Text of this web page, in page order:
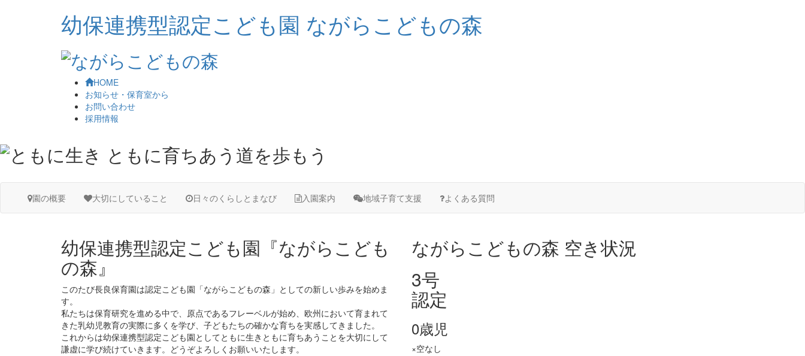
幼保連携型認定こども園 ながらこどもの森
HOME
お知らせ・保育室から
お問い合わせ
採用情報
園の概要 大切にしていること 日々のくらしとまなび 入園案内 地域子育て支援 よくある質問
幼保連携型認定こども園 『ながらこども
の森』
このたび長良保育園は認定こども園「ながらこどもの森」としての新しい歩みを始めま
す。
私たちは保育研究を進める中で、原点であるフレーベルが始め、欧州において育まれて
きた乳幼児教育の実際に多くを学び、子どもたちの確かな育ちを実感してきました。
これからは幼保連携型認定こども園としてともに生きともに育ちあうことを大切にして
謙虚に学び続けていきます。どうぞよろしくお願いいたします。
ながらこどもの森 空き状況
3号
認定
0歳児
×空なし